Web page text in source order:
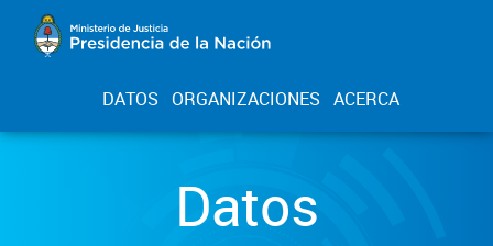
DATOS ORGANIZACIONES ACERCA
Datos